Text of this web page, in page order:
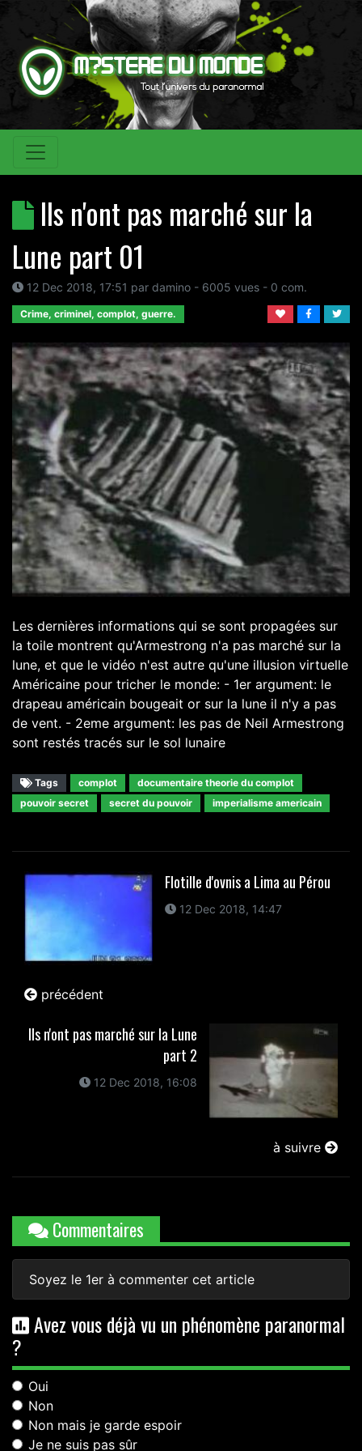
Ils n'ont pas marché sur la
Lune part 01
12 Dec 2018, 17:51 par damino - 6005 vues - 0 com.
Crime, criminel, complot, guerre.
Les dernières informations qui se sont propagées sur
la toile montrent qu'Armestrong n'a pas marché sur la
lune, et que le vidéo n'est autre qu'une illusion virtuelle
Américaine pour tricher le monde: - 1er argument: le
drapeau américain bougeait or sur la lune il n'y a pas
de vent. - 2eme argument: les pas de Neil Armestrong
sont restés tracés sur le sol lunaire
Tags complot
documentaire theorie du complot
pouvoir secret
secret du pouvoir imperialisme americain
Flotille d'ovnis a Lima au Pérou
12 Dec 2018, 14:47
précédent
Ils n'ont pas marché sur la Lune
part 2
12 Dec 2018, 16:08
à suivre
Commentaires
Soyez le 1er à commenter cet article
Avez vous déjà vu un phénomène paranormal
?
Oui
Non
Non mais je garde espoir
Je ne suis pas sûr